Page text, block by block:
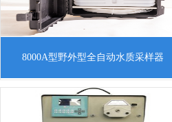
机防水设计，外壳坚固，功能丰富，操作
简单，可全天候应用，无需有复杂的专业
8000A型野外型全自动水质采样器